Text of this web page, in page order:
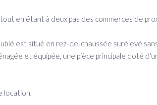
en étant à deux pas des commerces de
est situé en rez-de-chaussée surélevé
et équipée, une pièce principale doté
location.